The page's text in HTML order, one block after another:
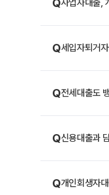
Q사업자대출,
Q세입자퇴거
Q전세대출도
Q신용대출과
Q개인회생자